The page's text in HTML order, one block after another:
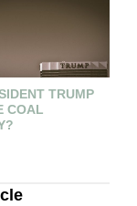
TRUMP
COAL